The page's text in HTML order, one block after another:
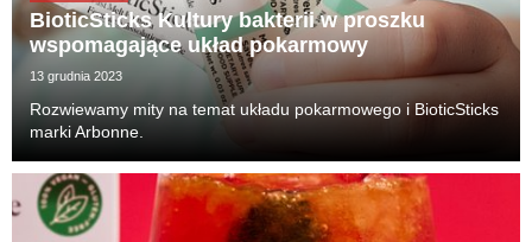
BioticSticks Kultury bakterii w proszku
wspomagające układ pokarmowy
13 grudnia 2023
Rozwiewamy mity na temat układu pokarmowego i BioticSticks
marki Arbonne.